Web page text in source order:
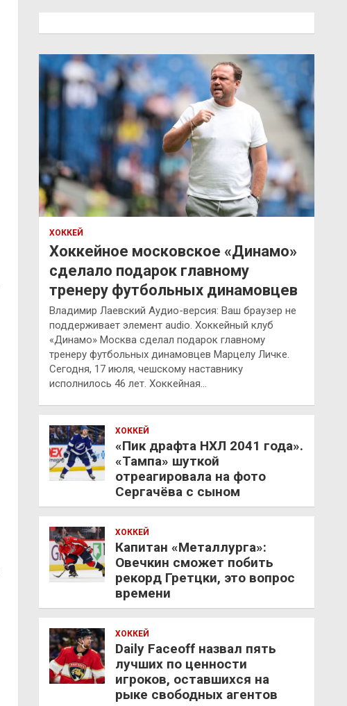
ХОККЕЙ
Хоккейное московское «Динамо»
сделало подарок главному
тренеру футбольных динамовцев
Владимир Лаевский Аудио-версия: Ваш браузер не
поддерживает элемент audio. Хоккейный клуб
«Динамо» Москва сделал подарок главному
тренеру футбольных динамовцев Марцелу Личке.
Сегодня, 17 июля, чешскому наставнику
исполнилось 46 лет. Хоккейная…
ХОККЕЙ
«Пик драфта НХЛ 2041 года».
«Тампа» шуткой
отреагировала на фото
Сергачёва с сыном
ХОККЕЙ
Капитан «Металлурга»:
Овечкин сможет побить
рекорд Гретцки, это вопрос
времени
ХОККЕЙ
Daily Faceoff назвал пять
лучших по ценности
игроков, оставшихся на
рыке свободных агентов